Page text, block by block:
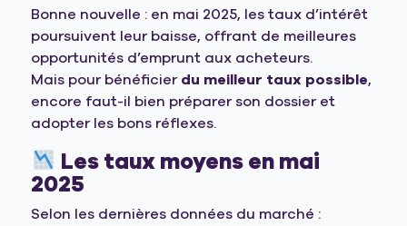
Bonne nouvelle : en mai 2025, les taux d’intérêt
poursuivent leur baisse, offrant de meilleures
opportunités d’emprunt aux acheteurs.
Mais pour bénéficierdu meilleur taux possible,
encore faut-il bien préparer son dossier et
adopter les bons réflexes.
Les taux moyens en mai
2025
Selon les dernières données du marché :